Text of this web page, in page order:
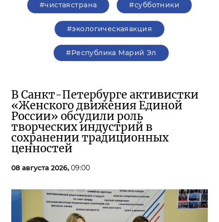
#чистаястрана #субботники
#экологическаяакция
#Республика Марий Эл
В Санкт-Петербурге активистки
«Женского движения Единой
России» обсудили роль
творческих индустрий в
сохранении традиционных
ценностей
08 августа 2026, 09:00